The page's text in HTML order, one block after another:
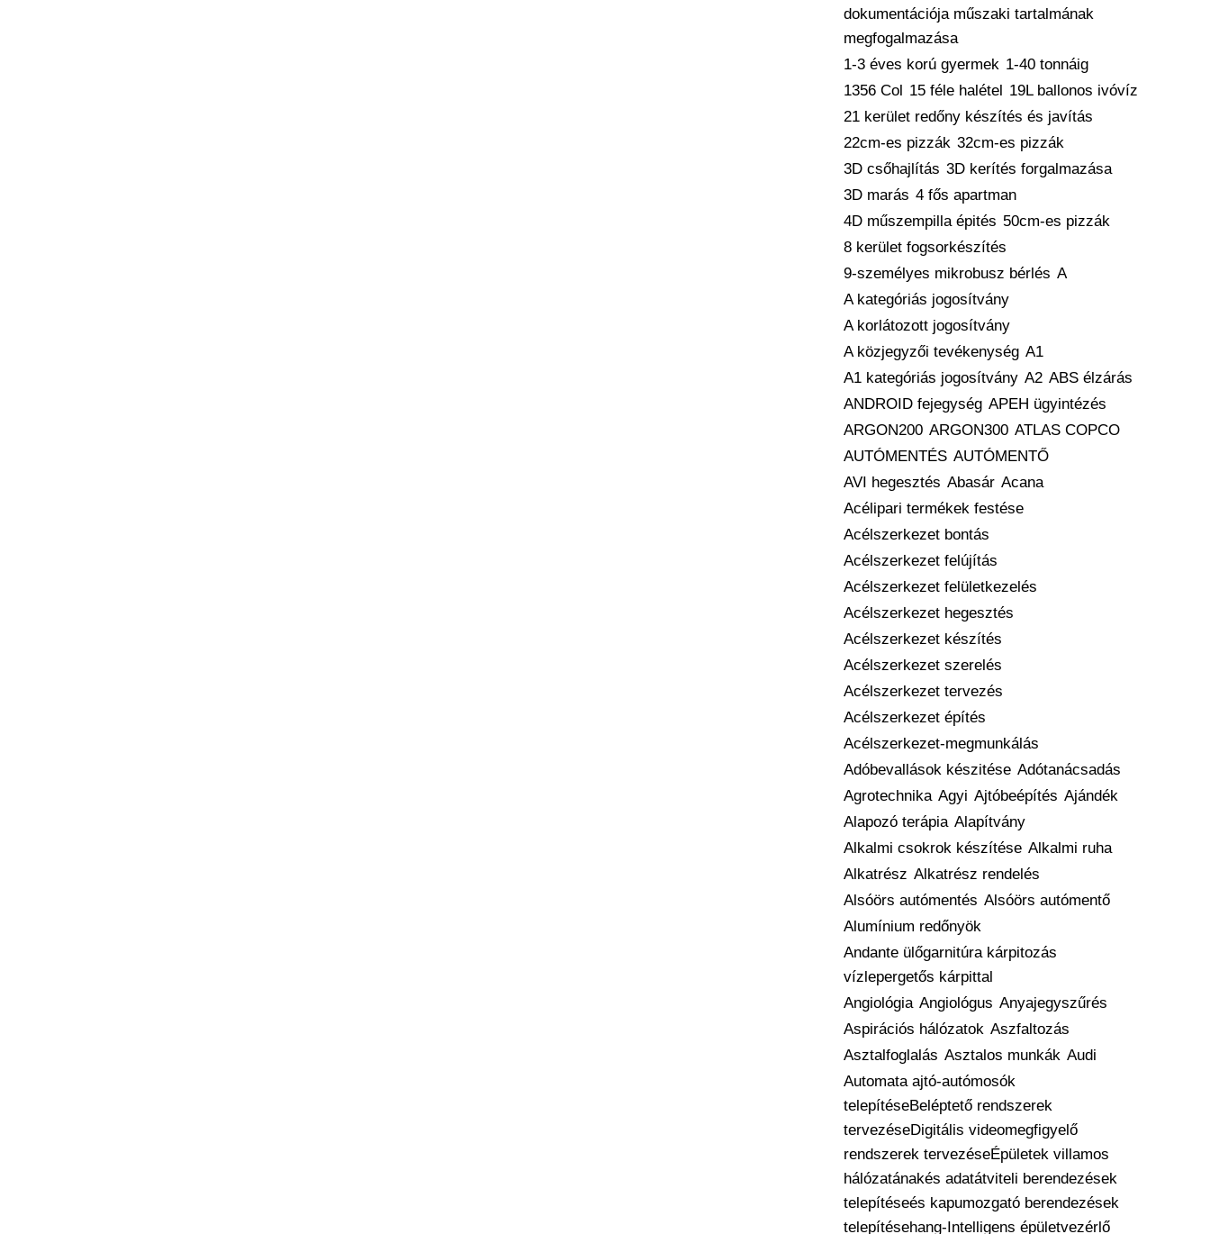
dokumentációja műszaki tartalmának
megfogalmazása
1-3 éves korú gyermek 1-40 tonnáig
1356 Col 15 féle halétel 19L ballonos ivóvíz
21 kerület redőny készítés és javítás
22cm-es pizzák 32cm-es pizzák
3D csőhajlítás 3D kerítés forgalmazása
3D marás 4 fős apartman
4D műszempilla épités 50cm-es pizzák
8 kerület fogsorkészítés
9-személyes mikrobusz bérlés A
A kategóriás jogosítvány
A korlátozott jogosítvány
A közjegyzői tevékenység A1
A1 kategóriás jogosítvány A2 ABS élzárás
ANDROID fejegység APEH ügyintézés
ARGON200 ARGON300 ATLAS COPCO
AUTÓMENTÉS AUTÓMENTŐ
AVI hegesztés Abasár Acana
Acélipari termékek festése
Acélszerkezet bontás
Acélszerkezet felújítás
Acélszerkezet felületkezelés
Acélszerkezet hegesztés
Acélszerkezet készítés
Acélszerkezet szerelés
Acélszerkezet tervezés
Acélszerkezet építés
Acélszerkezet-megmunkálás
Adóbevallások készitése Adótanácsadás
Agrotechnika Agyi Ajtóbeépítés Ajándék
Alapozó terápia Alapítvány
Alkalmi csokrok készítése Alkalmi ruha
Alkatrész Alkatrész rendelés
Alsóörs autómentés Alsóörs autómentő
Alumínium redőnyök
Andante ülőgarnitúra kárpitozás
vízlepergetős kárpittal
Angiológia Angiológus Anyajegyszűrés
Aspirációs hálózatok Aszfaltozás
Asztalfoglalás Asztalos munkák Audi
Automata ajtó-autómosók
telepítéseBeléptető rendszerek
tervezéseDigitális videomegfigyelő
rendszerek tervezéseÉpületek villamos
hálózatánakés adatátviteli berendezések
telepítéseés kapumozgató berendezések
telepítésehang-Intelligens épületvezérlő